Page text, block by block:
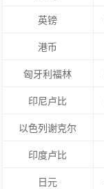
英镑
港币
匈牙利福林
印尼卢比
以色列谢克尔
印度卢比
日元